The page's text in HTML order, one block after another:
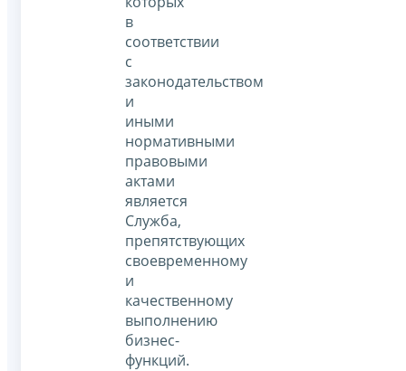
в
соответствии
с
законодательством
и
иными
нормативными
правовыми
актами
является
Служба,
препятствующих
своевременному
и
качественному
выполнению
бизнес-
функций.